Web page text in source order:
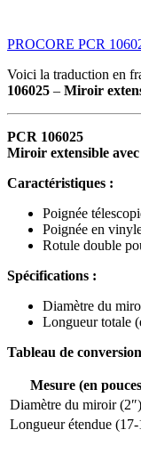
PROCORE PCR
Voici la traduction en
106025 – Miroir
PCR 106025
Miroir extensible
Caractéristiques :
Poignée
Poignée en
Rotule double
Spécifications :
Diamètre du
Longueur totale
Tableau de
Mesure (en
Diamètre du miroir (2″)
Longueur étendue (17-